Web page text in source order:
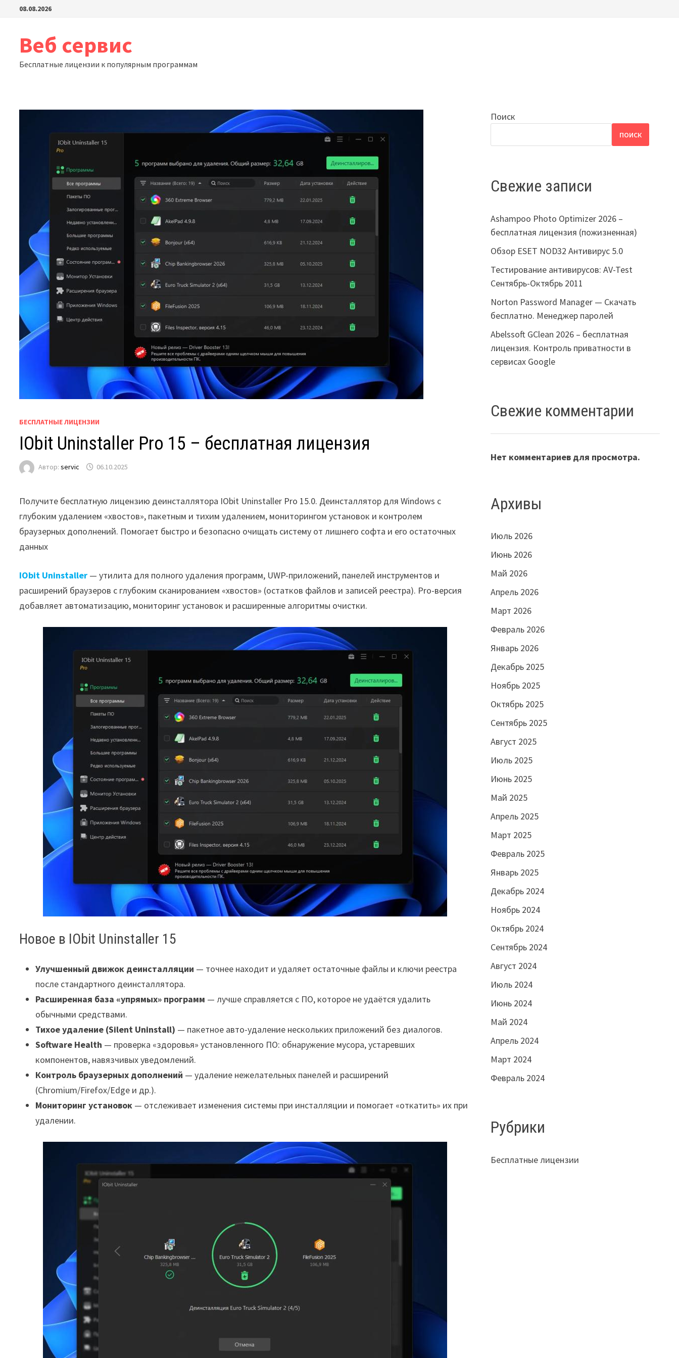
Перейти
содержимому
08.08.2026
Веб сервис
Бесплатные лицензии к популярным программам
БЕСПЛАТНЫЕ ЛИЦЕНЗИИ
IObit Uninstaller Pro 15 – бесплатная лицензия
Автор:servic 06.10.2025
Получите бесплатную лицензию деинсталлятора IObit Uninstaller Pro 15.0. Деинсталлятор для Windows с
глубоким удалением «хвостов», пакетным и тихим удалением, мониторингом установок и контролем
браузерных дополнений. Помогает быстро и безопасно очищать систему от лишнего софта и его остаточных
данных
IObit Uninstaller — утилита для полного удаления программ, UWP-приложений, панелей инструментов и
расширений браузеров с глубоким сканированием «хвостов» (остатков файлов и записей реестра). Pro-версия
добавляет автоматизацию, мониторинг установок и расширенные алгоритмы очистки.
Новое в IObit Uninstaller 15
Улучшенный движок деинсталляции — точнее находит и удаляет остаточные файлы и ключи реестра
после стандартного деинсталлятора.
Расширенная база «упрямых» программ — лучше справляется с ПО, которое не удаётся удалить
обычными средствами.
Тихое удаление (Silent Uninstall) — пакетное авто-удаление нескольких приложений без диалогов.
Software Health — проверка «здоровья» установленного ПО: обнаружение мусора, устаревших
компонентов, навязчивых уведомлений.
Контроль браузерных дополнений — удаление нежелательных панелей и расширений
(Chromium/Firefox/Edge и др.).
Мониторинг установок — отслеживает изменения системы при инсталляции и помогает «откатить» их при
удалении.
Поиск
ПОИСК
Свежие записи
Ashampoo Photo Optimizer 2026 –
бесплатная лицензия (пожизненная)
Обзор ESET NOD32 Антивирус 5.0
Тестирование антивирусов: AV-Test
Сентябрь-Октябрь 2011
Norton Password Manager — Скачать
бесплатно. Менеджер паролей
Abelssoft GClean 2026 – бесплатная
лицензия. Контроль приватности в
сервисах Google
Свежие комментарии
Нет комментариев для просмотра.
Архивы
Июль 2026
Июнь 2026
Май 2026
Апрель 2026
Март 2026
Февраль 2026
Январь 2026
Декабрь 2025
Ноябрь 2025
Октябрь 2025
Сентябрь 2025
Август 2025
Июль 2025
Июнь 2025
Май 2025
Апрель 2025
Март 2025
Февраль 2025
Январь 2025
Декабрь 2024
Ноябрь 2024
Октябрь 2024
Сентябрь 2024
Август 2024
Июль 2024
Июнь 2024
Май 2024
Апрель 2024
Март 2024
Февраль 2024
Рубрики
Бесплатные лицензии